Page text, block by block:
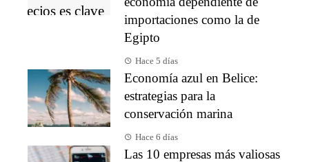
importaciones como la de
Egipto
Hace 5 días
Economía azul en Belice:
estrategias para la
conservación marina
Hace 6 días
Las 10 empresas más valiosas